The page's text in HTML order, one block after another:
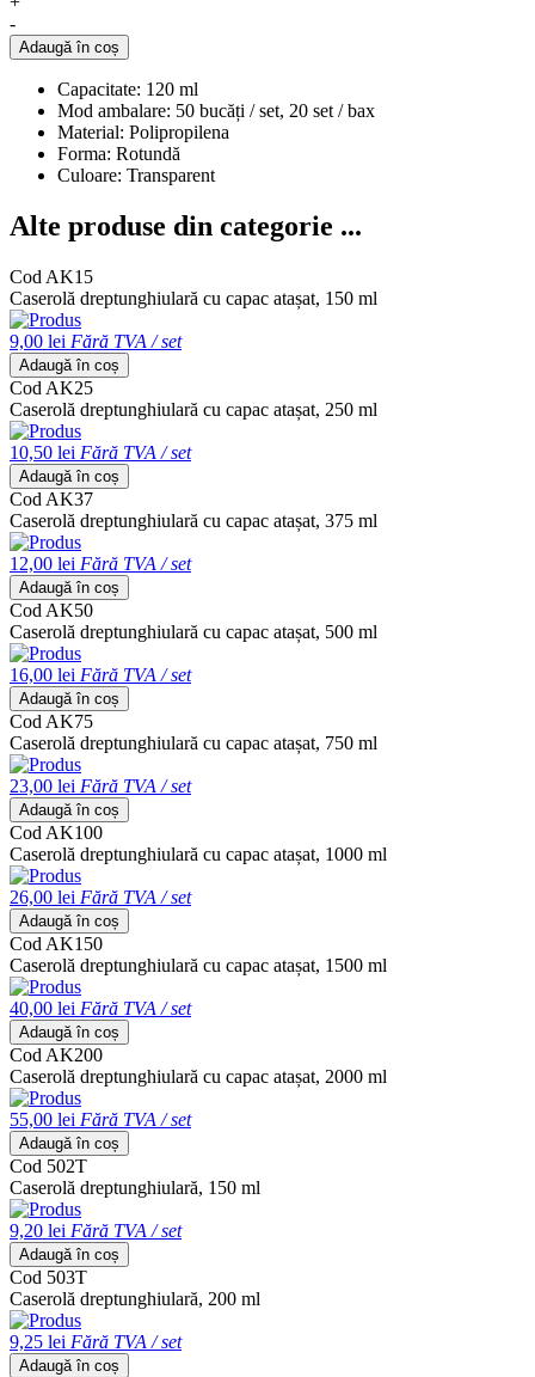
-
Adaugă în coș
Capacitate: 120 ml
Mod ambalare: 50 bucăți / set, 20 set / bax
Material: Polipropilena
Forma: Rotundă
Culoare: Transparent
Alte produse din categorie ...
Cod AK15
Caserolă dreptunghiulară cu capac atașat, 150 ml
9,00 lei Fără TVA / set
Adaugă în coș
Cod AK25
Caserolă dreptunghiulară cu capac atașat, 250 ml
10,50 lei Fără TVA / set
Adaugă în coș
Cod AK37
Caserolă dreptunghiulară cu capac atașat, 375 ml
12,00 lei Fără TVA / set
Adaugă în coș
Cod AK50
Caserolă dreptunghiulară cu capac atașat, 500 ml
16,00 lei Fără TVA / set
Adaugă în coș
Cod AK75
Caserolă dreptunghiulară cu capac atașat, 750 ml
23,00 lei Fără TVA / set
Adaugă în coș
Cod AK100
Caserolă dreptunghiulară cu capac atașat, 1000 ml
26,00 lei Fără TVA / set
Adaugă în coș
Cod AK150
Caserolă dreptunghiulară cu capac atașat, 1500 ml
40,00 lei Fără TVA / set
Adaugă în coș
Cod AK200
Caserolă dreptunghiulară cu capac atașat, 2000 ml
55,00 lei Fără TVA / set
Adaugă în coș
Cod 502T
Caserolă dreptunghiulară, 150 ml
9,20 lei Fără TVA / set
Adaugă în coș
Cod 503T
Caserolă dreptunghiulară, 200 ml
9,25 lei Fără TVA / set
Adaugă în coș